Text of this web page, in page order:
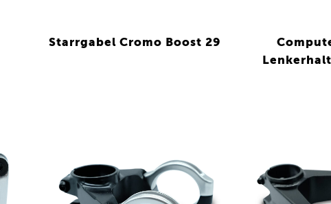
Starrgabel Cromo Boost 29